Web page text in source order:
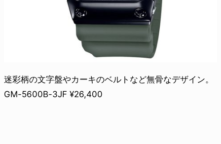
迷彩柄の文字盤やカーキのベルトなど無骨なデザイン。
GM-5600B-3JF ¥26,400